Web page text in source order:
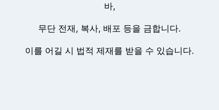
바,
무단 전재, 복사, 배포 등을 금합니다.
이를 어길 시 법적 제재를 받을 수 있습니다.